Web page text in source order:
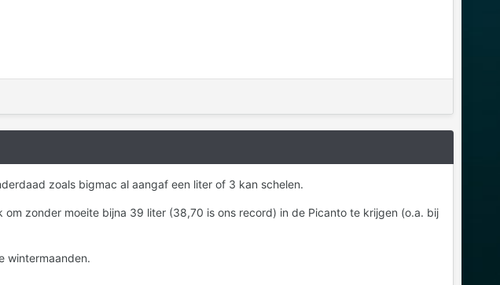
zoals bigmac al aangaf een liter of 3 kan schelen.
zonder moeite bijna 39 liter (38,70 is ons record) in de Picanto te krijgen (o.a. bij
wintermaanden.